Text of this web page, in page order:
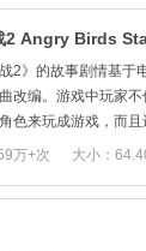
2 Angry Birds
2》的故事剧情基于
改编。游戏中玩家
色来玩成游戏，而且
己的野心。
角色。玩家不仅可
死对头的阵营，以猪
万+次 大小：